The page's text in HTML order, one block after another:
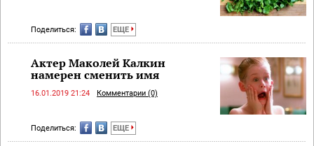
Поделиться: ЕЩЕ
Актер Маколей Калкин
намерен сменить имя
16.01.2019 21:24 Комментарии (0)
Поделиться: ЕЩЕ